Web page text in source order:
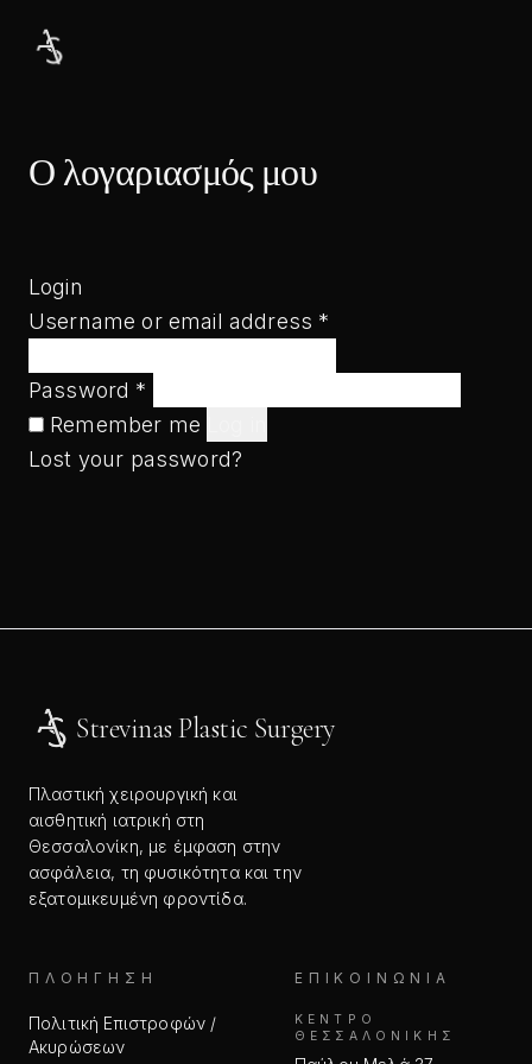
περιεχόμενο
Ο λογαριασμός μου
Login
Username or email address *
Password *
Remember me
Lost your password?
Strevinas Plastic Surgery
Πλαστική χειρουργική και
αισθητική ιατρική στη
Θεσσαλονίκη, με έμφαση στην
ασφάλεια, τη φυσικότητα και την
εξατομικευμένη φροντίδα.
ΠΛΟΉΓΗΣΗ
Πολιτική Επιστροφών /
Ακυρώσεων
ΕΠΙΚΟΙΝΩΝΊΑ
ΚΈΝΤΡΟ
ΘΕΣΣΑΛΟΝΊΚΗΣ